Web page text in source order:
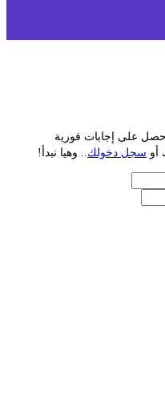
إجابات فورية
سجل دخولك.. وهيا نبدأ!